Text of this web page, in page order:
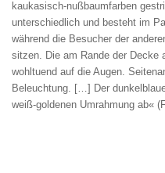
kaukasisch-nußbaumfarben
unterschiedlich und besteht im
während die Besucher der
sitzen. Die am Rande der Decke
wohltuend auf die Augen.
Beleuchtung. […] Der
weiß-goldenen Umrahmung ab«